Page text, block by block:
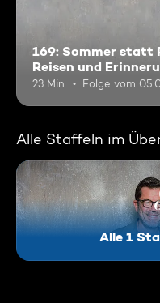
169: Sommer statt
Reisen und
23 Min. Folge vom
Alle Staffeln im
Alle 1